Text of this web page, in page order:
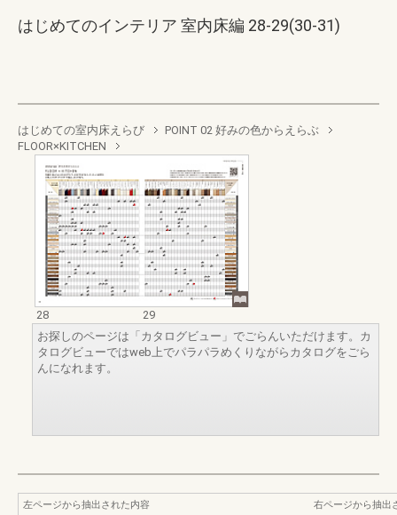
はじめてのインテリア 室内床編 28-29(30-31)
はじめての室内床えらび
POINT 02 好みの色からえらぶ
FLOOR×KITCHEN
28
29
お探しのページは「カタログビュー」でごらんいただけます。カ
タログビューではweb上でパラパラめくりながらカタログをごら
んになれます。
左ページから抽出された内容
右ページから抽出